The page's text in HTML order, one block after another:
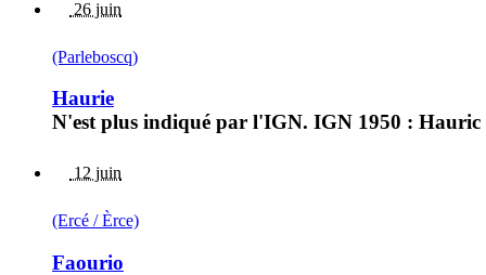
26 juin
(Parleboscq)
Haurie
N'est plus indiqué par l'IGN. IGN 1950 : Hauric
12 juin
(Ercé / Èrce)
Faourio